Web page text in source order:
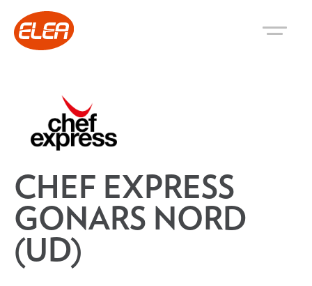
CHEF EXPRESS
GONARS NORD
(UD)